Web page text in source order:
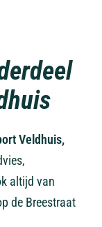
Veldhuis,
altijd van
de Breestraat